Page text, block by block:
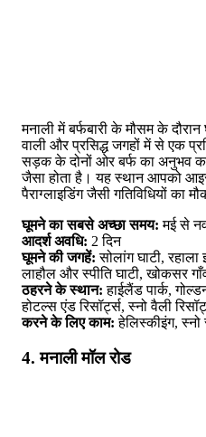
मनाली में बर्फबारी के मौसम के
वाली और प्रसिद्ध जगहों में से एक
सड़क के दोनों ओर बर्फ का अनुभव
जैसा होता है। यह स्थान आपको
पैराग्लाइडिंग जैसी गतिविधियों का
घूमने का सबसे अच्छा समय:मई से
आदर्श अवधि: 2 दिन
घूमने की जगहें:सोलांग घाटी,
लाहौल और स्पीति घाटी, खोकसर
ठहरने के स्थान:हाईलैंड पार्क,
होटल्स एंड रिसॉर्ट्स, स्नो वैली
करने के लिए काम:हेलिस्कीइंग, स्नो
4. मनाली मॉल रोड